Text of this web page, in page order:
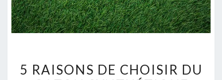
RAISONS
5 RAISONS DE CHOISIR DU